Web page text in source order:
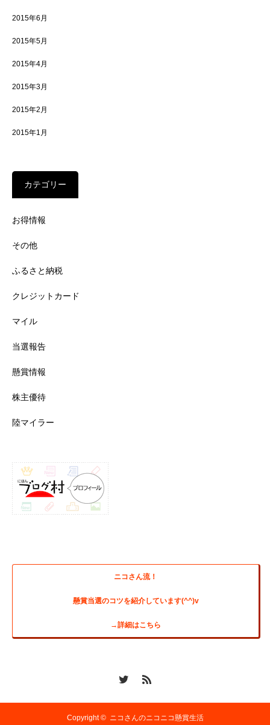
2015年6月
2015年5月
2015年4月
2015年3月
2015年2月
2015年1月
カテゴリー
お得情報
その他
ふるさと納税
クレジットカード
マイル
当選報告
懸賞情報
株主優待
陸マイラー
ニコさん流！
懸賞当選のコツを紹介しています(^^)v
→詳細はこちら
Copyright © ニコさんのニコニコ懸賞生活